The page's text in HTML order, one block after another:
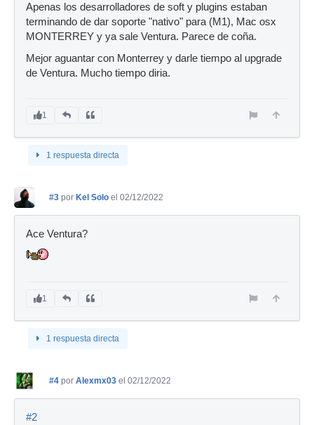
Apenas los desarrolladores de soft y plugins estaban
terminando de dar soporte "nativo" para (M1), Mac osx
MONTERREY y ya sale Ventura. Parece de coña.
Mejor aguantar con Monterrey y darle tiempo al upgrade
de Ventura. Mucho tiempo diria.
1
1 respuesta directa
#3 por Kel Solo el 02/12/2022
Ace Ventura?
1
1 respuesta directa
#4 por Alexmx03 el 02/12/2022
#2